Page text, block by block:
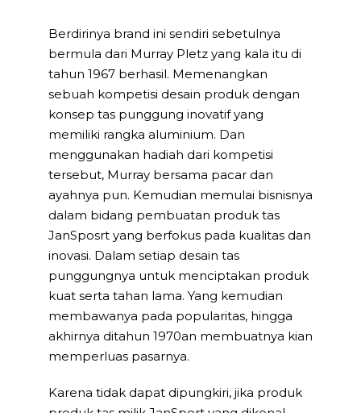
Berdirinya brand ini sendiri sebetulnya
bermula dari Murray Pletz yang kala itu di
tahun 1967 berhasil. Memenangkan
sebuah kompetisi desain produk dengan
konsep tas punggung inovatif yang
memiliki rangka aluminium. Dan
menggunakan hadiah dari kompetisi
tersebut, Murray bersama pacar dan
ayahnya pun. Kemudian memulai bisnisnya
dalam bidang pembuatan produk tas
JanSposrt yang berfokus pada kualitas dan
inovasi. Dalam setiap desain tas
punggungnya untuk menciptakan produk
kuat serta tahan lama. Yang kemudian
membawanya pada popularitas, hingga
akhirnya ditahun 1970an membuatnya kian
memperluas pasarnya.
Karena tidak dapat dipungkiri, jika produk